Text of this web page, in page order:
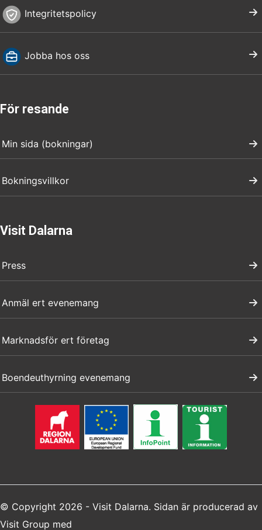
Integritetspolicy
Jobba hos oss
För resande
Min sida (bokningar)
Bokningsvillkor
Visit Dalarna
Press
Anmäl ert evenemang
Marknadsför ert företag
Boendeuthyrning evenemang
© Copyright 2026 - Visit Dalarna. Sidan är producerad av
Visit Group med